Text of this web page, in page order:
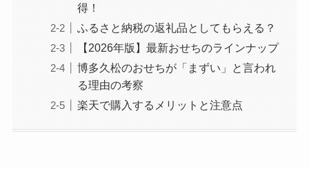
得！
ふるさと納税の返礼品としてもらえる？
【2026年版】最新おせちのラインナップ
博多久松のおせちが「まずい」と言われ
る理由の考察
楽天で購入するメリットと注意点